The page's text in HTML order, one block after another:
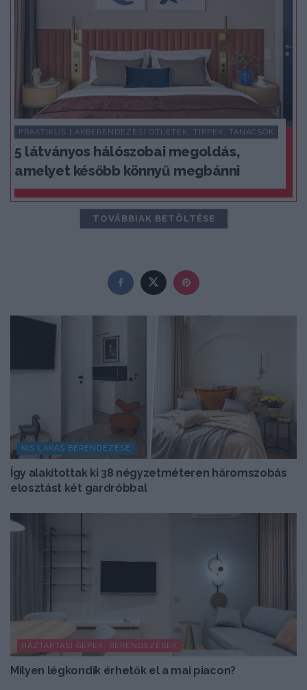
PRAKTIKUS LAKBERENDEZÉSI ÖTLETEK, TIPPEK, TANÁCSOK
5 látványos hálószobai megoldás,
amelyet később könnyű megbánni
TOVÁBBIAK BETÖLTÉSE
KIS LAKÁS BERENDEZÉSE
Így alakítottak ki 38 négyzetméteren háromszobás
elosztást két gardróbbal
HÁZTARTÁSI GÉPEK, BERENDEZÉSEK
Milyen légkondik érhetők el a mai piacon?